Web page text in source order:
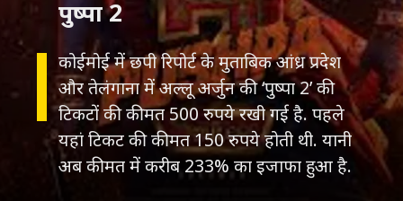
कोईमोई में छपी रिपोर्ट के मुताबिक आंध्र प्रदेश
और तेलंगाना में अल्लू अर्जुन की ‘पुष्पा 2’ की
टिकटों की कीमत 500 रुपये रखी गई है. पहले
यहां टिकट की कीमत 150 रुपये होती थी. यानी
अब कीमत में करीब 233% का इजाफा हुआ है.
पुष्पा 2